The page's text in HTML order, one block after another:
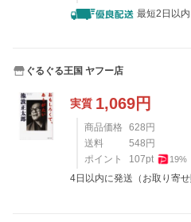
最短2日以
ぐるぐる王国 ヤフー店
実質 1,069円
商品価格 628 円
送料
548 円
ポイント
107pt 19%
4日以内に発送（お取り寄